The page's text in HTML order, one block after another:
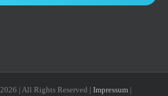
2026 | All Rights Reserved | Impressum |